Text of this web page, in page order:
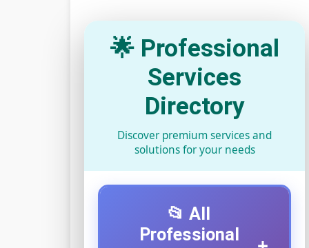
🌟 Professional
Services
Directory
Discover premium services and
solutions for your needs
📂 All
Professional